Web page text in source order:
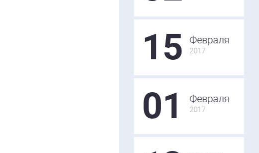
15 Февраля
2017
01 Февраля
2017